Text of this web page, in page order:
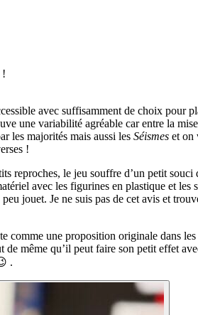
!
avec suffisamment de choix pour
une variabilité agréable car entre la
les majorités mais aussi les Séismes et on
!
reproches, le jeu souffre d’un petit
avec les figurines en plastique et les
jouet. Je ne suis pas de cet avis et
comme une proposition originale dans
même qu’il peut faire son petit effet
.